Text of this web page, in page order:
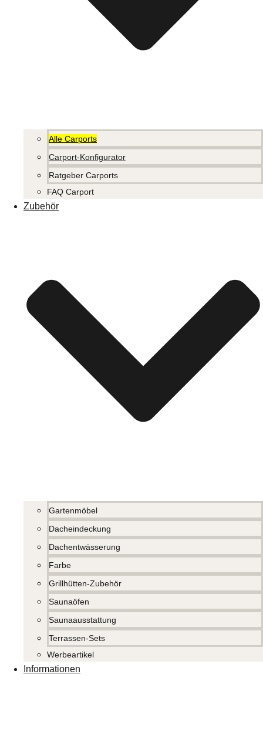
Alle Carports
Carport-Konfigurator
Ratgeber Carports
FAQ Carport
Zubehör
Gartenmöbel
Dacheindeckung
Dachentwässerung
Farbe
Grillhütten-Zubehör
Saunaöfen
Saunaausstattung
Terrassen-Sets
Werbeartikel
Informationen